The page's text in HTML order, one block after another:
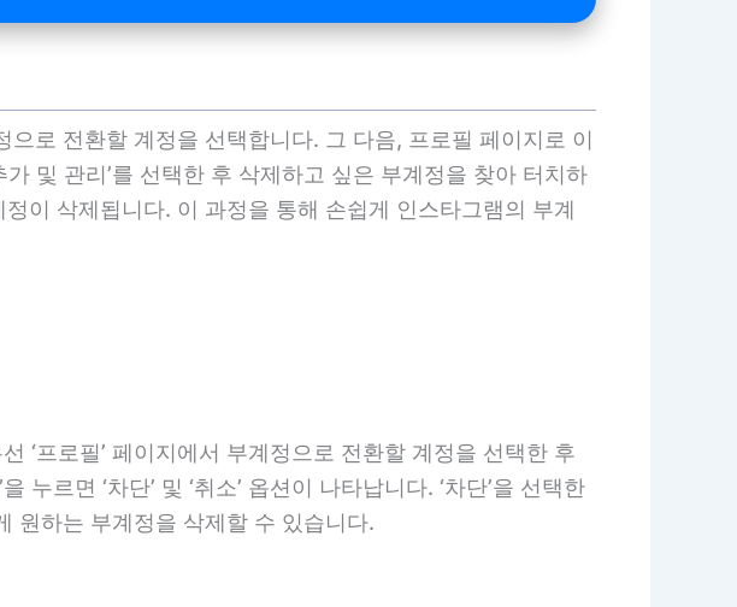
로 전환할 계정을 선택합니다. 그 다음, 프로필 페이지로 이
및 관리’를 선택한 후 삭제하고 싶은 부계정을 찾아 터치하
이 삭제됩니다. 이 과정을 통해 손쉽게 인스타그램의 부계
‘프로필’ 페이지에서 부계정으로 전환할 계정을 선택한 후
르면 ‘차단’ 및 ‘취소’ 옵션이 나타납니다. ‘차단’을 선택한
원하는 부계정을 삭제할 수 있습니다.